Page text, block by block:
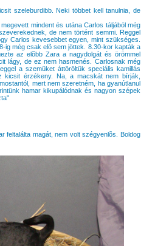
szeleburdibb. Neki többet kell tanulnia, de
mindent és utána Carlos táljából még
de nem történt semmi. Reggel
Carlos kevesebbet egyen, mint szükséges.
ig még csak elõ sem jöttek. 8.30-kor kapták a
az elõbb Zara a nagydolgát és örömmel
lágy, de ez nem hasmenés. Carlosnak még
a szemüket áttöröltük speciális kamillás
kicsit érzékeny. Na, a macskát nem bírják,
mert nem szeretném, ha gyanútlanul
hamar kikupálódnak és nagyon szépek
feltalálta magát, nem volt szégyenlõs. Boldog